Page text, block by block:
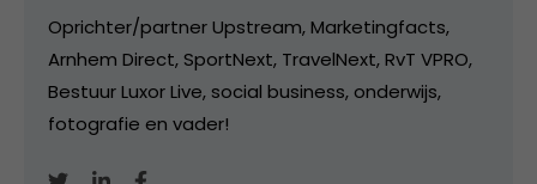
Oprichter/partner Upstream, Marketingfacts,
Arnhem Direct, SportNext, TravelNext, RvT VPRO,
Bestuur Luxor Live, social business, onderwijs,
fotografie en vader!